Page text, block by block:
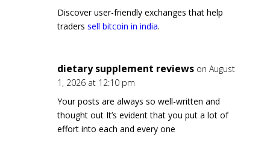
Discover user-friendly exchanges that help
traders sell bitcoin in india.
dietary supplement reviews on August
1, 2026 at 12:10 pm
Your posts are always so well-written and
thought out It’s evident that you put a lot of
effort into each and every one